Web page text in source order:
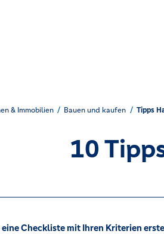
& Immobilien Bauen und kaufen Tipps
10
eine Checkliste mit Ihren Kriterien